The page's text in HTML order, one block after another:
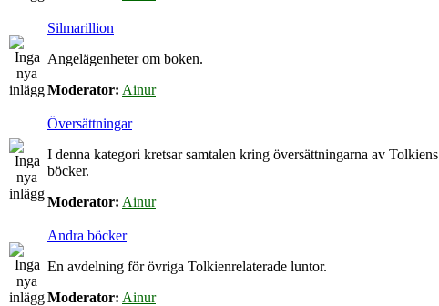
Silmarillion
Angelägenheter om boken.
Moderator: Ainur
Översättningar
I denna kategori kretsar samtalen kring översättningarna av Tolkiens
böcker.
Moderator: Ainur
Andra böcker
En avdelning för övriga Tolkienrelaterade luntor.
Moderator: Ainur